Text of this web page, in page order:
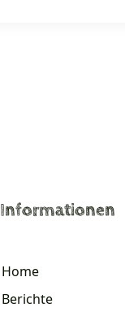
Informationen
Home
Berichte